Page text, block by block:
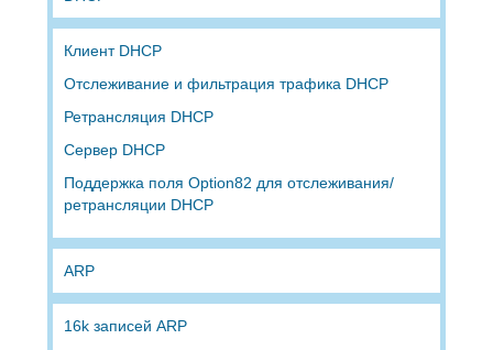
Клиент DHCP
Отслеживание и фильтрация трафика DHCP
Ретрансляция DHCP
Сервер DHCP
Поддержка поля Option82 для отслеживания/
ретрансляции DHCP
ARP
16k записей ARP